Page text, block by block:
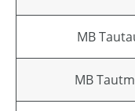
MB
MB